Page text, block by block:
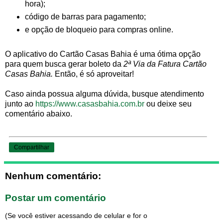
hora);
código de barras para pagamento;
e opção de bloqueio para compras online.
O aplicativo do Cartão Casas Bahia é uma ótima opção
para quem busca gerar boleto da 2ª Via da Fatura Cartão
Casas Bahia. Então, é só aproveitar!
Caso ainda possua alguma dúvida, busque atendimento
junto ao https://www.casasbahia.com.br ou deixe seu
comentário abaixo.
Compartilhar
Nenhum comentário:
Postar um comentário
(Se você estiver acessando de celular e for o